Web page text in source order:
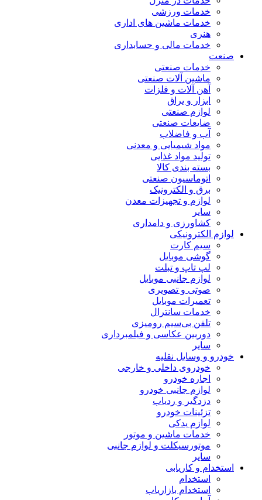
خدمات ورزشی
خدمات ماشین های اداری
هنری
خدمات مالی و حسابداری
صنعت
خدمات صنعتی
ماشین آلات صنعتی
آهن آلات و فلزات
ابزار و یراق
لوازم صنعتی
ضایعات صنعتی
آب و فاضلاب
مواد شیمیایی و معدنی
تولید مواد غذایی
بسته بندی کالا
اتوماسیون صنعتی
برق و الکترونیک
لوازم و تجهیزات معدن
سایر
کشاورزی و دامداری
لوازم الکترونیکی
سیم کارت
گوشی موبایل
لپ تاپ و تبلت
لوازم جانبی موبایل
صوتی و تصویری
تعمیرات موبایل
خدمات سانترال
تلفن بی‌سیم رومیزی
دوربین عکاسی و فیلمبرداری
سایر
خودرو و وسایل نقلیه
خودروی داخلی و خارجی
اجاره خودرو
لوازم جانبی خودرو
دزدگیر و ردیاب
تزئینات خودرو
لوازم یدکی
خدمات ماشین و موتور
موتورسیکلت و لوازم جانبی
سایر
استخدام و کاریابی
استخدام
استخدام بازاریاب